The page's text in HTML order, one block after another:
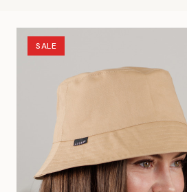
SALE